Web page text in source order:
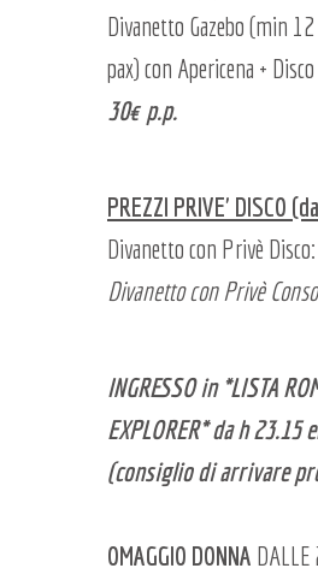
Divanetto Gazebo (min
pax) con Apericena +
30€ p.p.
PREZZI PRIVE' DISCO
Divanetto con Privè Disco:
Divanetto con Privè
INGRESSO in *LISTA
EXPLORER* da h 23.15
(consiglio di arrivare
OMAGGIO DONNA